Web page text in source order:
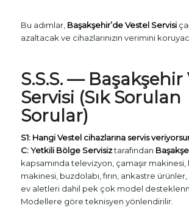
Bu adımlar, Başakşehir’de Vestel Servisi
azaltacak ve cihazlarınızın verimini
S.S.S. — Başakşehir
Servisi (Sık Sorulan
Sorular)
S1: Hangi Vestel cihazlarına servis
C: Yetkili Bölge Servisiztarafından
kapsamında televizyon, çamaşır makinesi,
makinesi, buzdolabı, fırın, ankastre
ev aletleri dahil pek çok model
Modellere göre teknisyen yönlendirilir.